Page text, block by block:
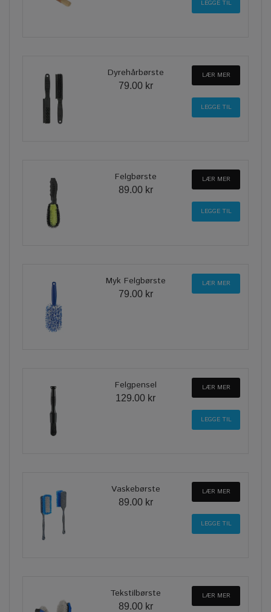
Dyrehårbørste
79.00 kr
LÆR MER
Felgbørste
89.00 kr
LÆR MER
Myk Felgbørste
79.00 kr
LÆR MER
Felgpensel
129.00 kr
LÆR MER
Vaskebørste
89.00 kr
LÆR MER
Tekstilbørste
89.00 kr
LÆR MER